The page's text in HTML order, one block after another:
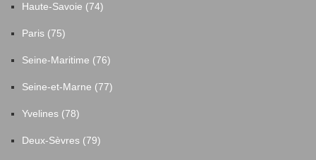
Haute-Savoie (74)
Paris (75)
Seine-Maritime (76)
Seine-et-Marne (77)
Yvelines (78)
Deux-Sèvres (79)